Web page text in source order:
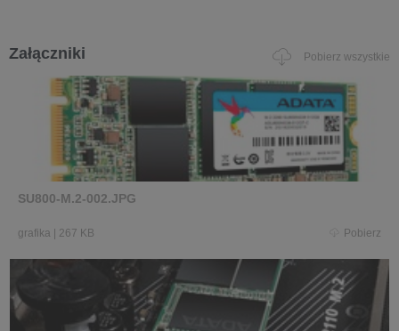
Załączniki Pobierz wszystkie
SU800-M.2-002.JPG
grafika | 267 KB Pobierz